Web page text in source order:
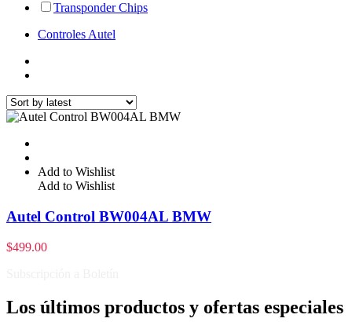
Transponder Chips
Controles Autel
Add to Wishlist
Add to Wishlist
Autel Control BW004AL BMW
$499.00
Los últimos productos y ofertas especiales